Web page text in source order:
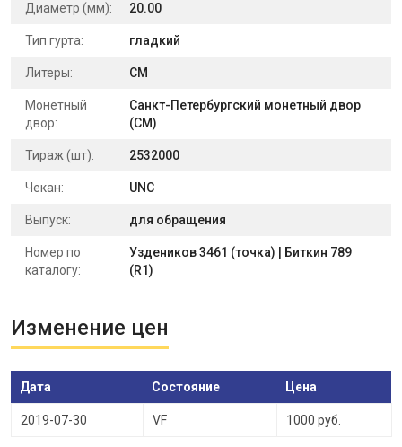
Диаметр (мм): 20.00
Тип гурта: гладкий
Литеры: СМ
Монетный
двор:
Санкт-Петербургский монетный двор
(СМ)
Тираж (шт): 2532000
Чекан: UNC
Выпуск: для обращения
Номер по
каталогу:
Уздеников 3461 (точка) | Биткин 789
(R1)
Изменение цен
Дата Состояние Цена
2019-07-30 VF 1000 руб.